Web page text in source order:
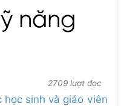
năng
2709 lượt đọc
học sinh và giáo viên